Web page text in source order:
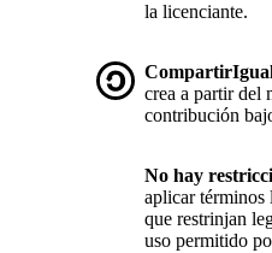
la licenciante.
crea a partir del
contribución
No hay
aplicar términos
que restrinjan
uso permitido